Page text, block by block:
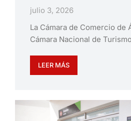
julio 3, 2026
La Cámara de Comercio de
Cámara Nacional de
LEER MÁS